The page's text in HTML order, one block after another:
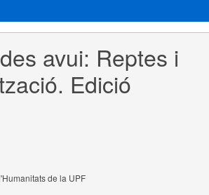
avui: Reptes i
Edició
de la UPF